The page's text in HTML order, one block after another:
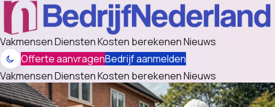
VakmensenDienstenKosten berekenenNieuws
Offerte aanvragenBedrijf aanmelden
VakmensenDienstenKosten berekenenNieuws